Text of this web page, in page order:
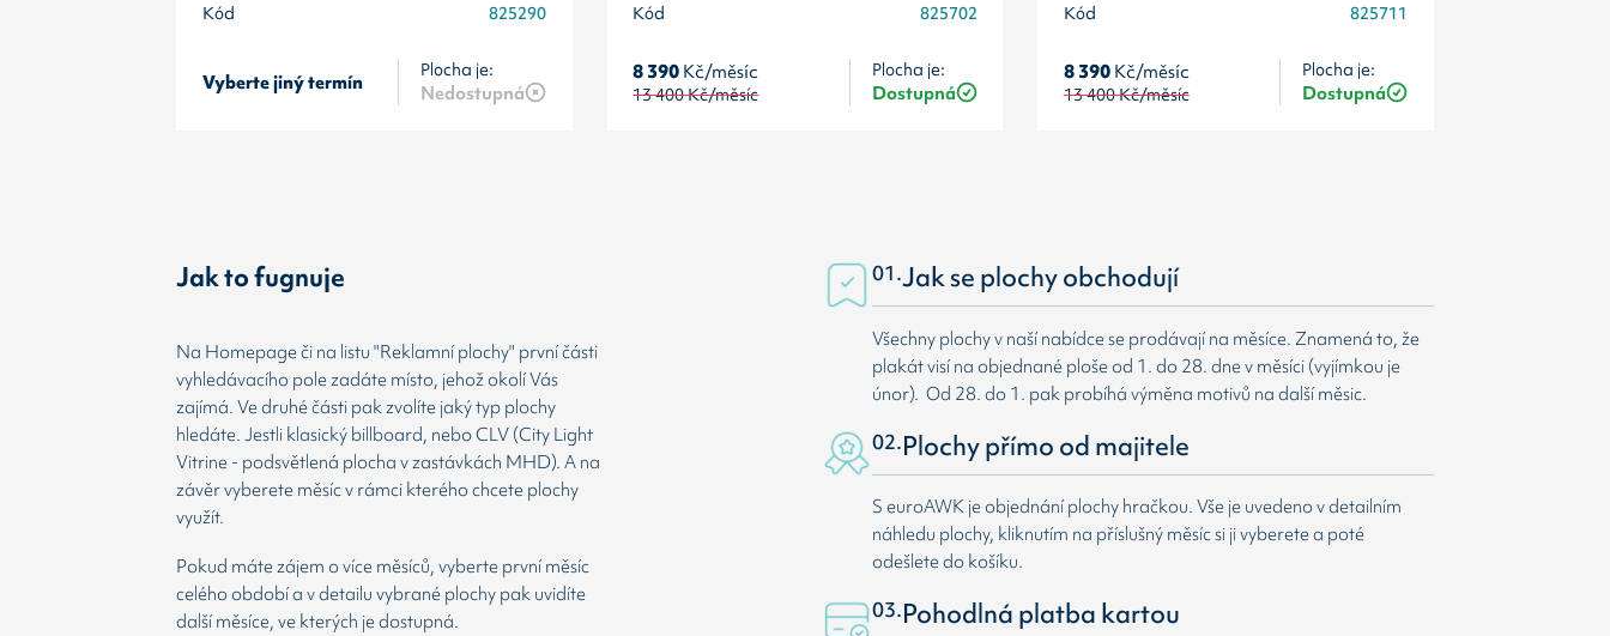
Kód
825290
Vyberte jiný termín Plocha je:
Nedostupná
Kód
825702
8 390Kč/měsíc
13 400Kč/měsíc
Plocha je:
Dostupná
Kód
825711
8 390Kč/měsíc
13 400Kč/měsíc
Plocha je:
Dostupná
Jak to fugnuje
Na Homepage či na listu "Reklamní plochy" první části
vyhledávacího pole zadáte místo, jehož okolí Vás
zajímá. Ve druhé části pak zvolíte jaký typ plochy
hledáte. Jestli klasický billboard, nebo CLV (City Light
Vitrine - podsvětlená plocha v zastávkách MHD). A na
závěr vyberete měsíc v rámci kterého chcete plochy
využít.
Pokud máte zájem o více měsíců, vyberte první měsíc
celého období a v detailu vybrané plochy pak uvidíte
další měsíce, ve kterých je dostupná.
01.Jak se plochy obchodují
Všechny plochy v naší nabídce se prodávají na měsíce. Znamená to, že
plakát visí na objednané ploše od 1. do 28. dne v měsíci (vyjímkou je
únor). Od 28. do 1. pak probíhá výměna motivů na další měsic.
02.Plochy přímo od majitele
S euroAWK je objednání plochy hračkou. Vše je uvedeno v detailním
náhledu plochy, kliknutím na příslušný měsíc si ji vyberete a poté
odešlete do košíku.
03.Pohodlná platba kartou